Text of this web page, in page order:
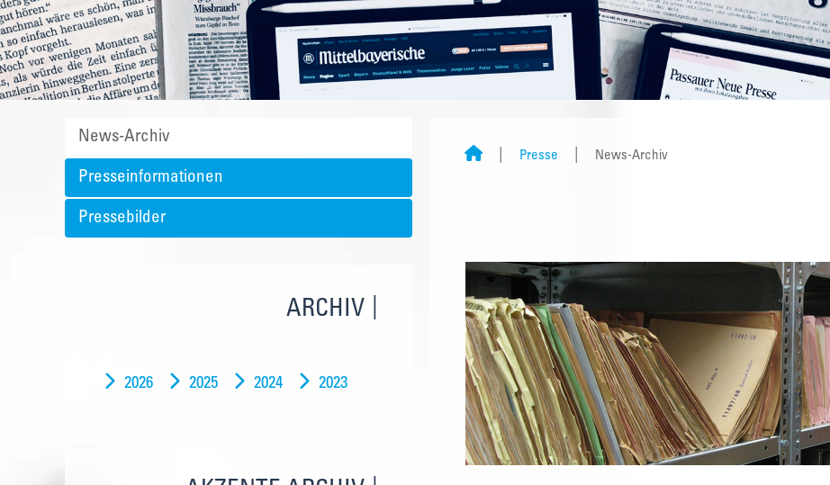
News-Archiv
Presseinformationen
Pressebilder
ARCHIV
2026 2025 2024 2023
Presse News-Archiv